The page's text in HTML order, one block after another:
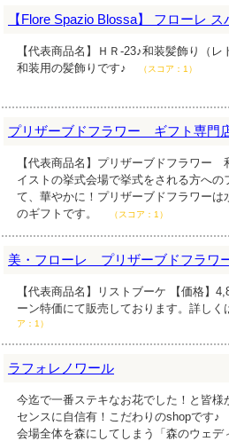
【Flore Spazio Blossa】 フローレ
【代表商品名】ＨＲ-23♪和装髪飾り（
和装用の髪飾りです♪
（スコア：1）
プリザーブドフラワー ギフト専門
【代表商品名】プリザーブドフラワー
イストの挙式会場で挙式をされる方へ
て、華やかに！プリザーブドフラワー
のギフトです。
（スコア：1）
美・フローレ プリザーブドフラワ
【代表商品名】リストブーケ 【価格】
ーン特価にて販売しております。詳し
ア：1）
ラフォレノワール
今迄で一番ステキなお花でした！と皆
センスに自信有！こだわりのshopです♪
会場全体を森にしてしまう「森のウェ